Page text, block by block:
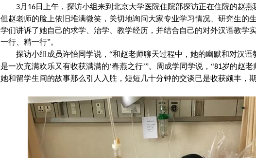
3月 16日上午，探访小组来到北京大学医院住院部探访正在住院的赵燕
但赵老师的脸上依旧堆满微笑，关切地询问大家专业学习情况、研究生的
学们讲诉了她自己的求学、治学、教学经历，并结合自己的对外汉语教学
一行、精一行”。
探访小组成员许怡同学说，“和赵老师聊天过程中，她的幽默和对汉语
是一次充满欢乐又有收获满满的‘春燕之行’”。周成学同学说，“81岁的赵老
她和留学生间的故事那么引人入胜，短短几十分钟的交谈已是收获颇丰，